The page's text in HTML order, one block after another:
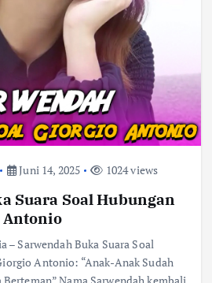
Juni 14, 2025 1024 views
Suara Soal Hubungan
Antonio
– Sarwendah Buka Suara Soal
Antonio: “Anak-Anak Sudah